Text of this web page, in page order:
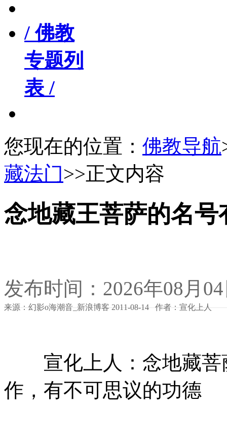
/ 佛教
专题列
表 /
您现在的位置： 佛教导航
藏法门>>正文内容
念地藏王菩萨的名
发布时间：2026年08月
来源：幻影o海潮音_新浪博客 2011-08-14 作者：宣化上人
宣化上人：念地藏菩
作，有不可思议的功德